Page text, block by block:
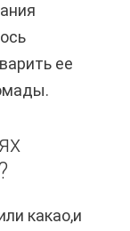
ее
какао,и